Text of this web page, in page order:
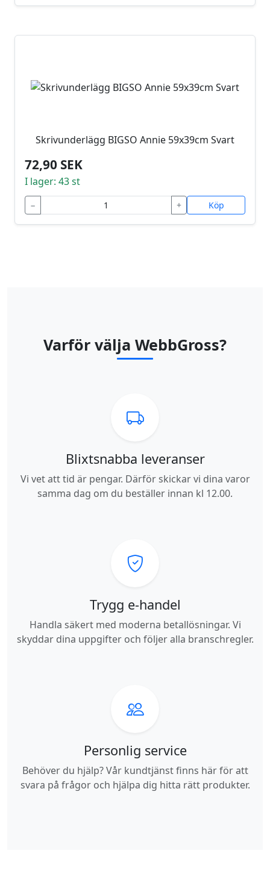
Skrivunderlägg BIGSO Annie 59x39cm Svart
72,90 SEK
I lager: 43 st
− + Köp
Varför välja WebbGross?
Blixtsnabba leveranser
Vi vet att tid är pengar. Därför skickar vi dina varor
samma dag om du beställer innan kl 12.00.
Trygg e-handel
Handla säkert med moderna betallösningar. Vi
skyddar dina uppgifter och följer alla branschregler.
Personlig service
Behöver du hjälp? Vår kundtjänst finns här för att
svara på frågor och hjälpa dig hitta rätt produkter.